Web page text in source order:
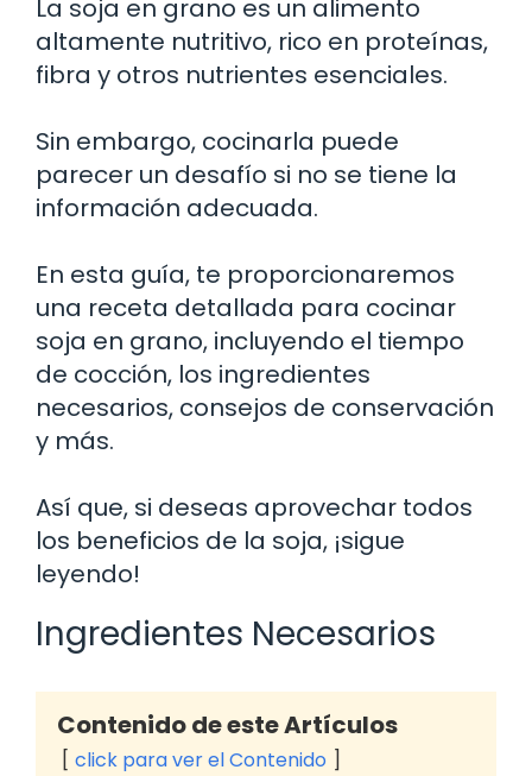
La soja en grano es un alimento
altamente nutritivo, rico en proteínas,
fibra y otros nutrientes esenciales.
Sin embargo, cocinarla puede
parecer un desafío si no se tiene la
información adecuada.
En esta guía, te proporcionaremos
una receta detallada para cocinar
soja en grano, incluyendo el tiempo
de cocción, los ingredientes
necesarios, consejos de conservación
y más.
Así que, si deseas aprovechar todos
los beneficios de la soja, ¡sigue
leyendo!
Ingredientes Necesarios
Contenido de este Artículos
click para ver el Contenido